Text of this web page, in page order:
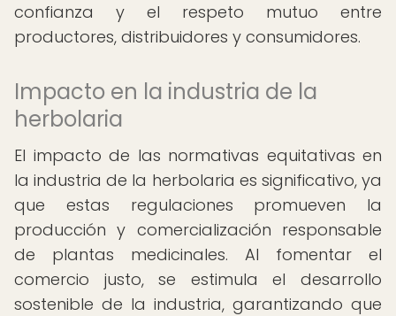
confianza y el respeto mutuo entre
productores, distribuidores y consumidores.
Impacto en la industria de la
herbolaria
El impacto de las normativas equitativas en
la industria de la herbolaria es significativo, ya
que estas regulaciones promueven la
producción y comercialización responsable
de plantas medicinales. Al fomentar el
comercio justo, se estimula el desarrollo
sostenible de la industria, garantizando que